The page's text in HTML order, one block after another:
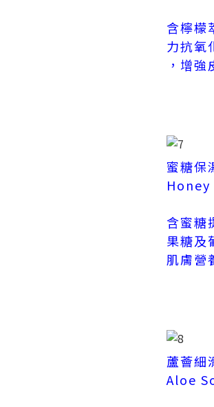
含檸檬
力抗氧
，增
蜜糖保
含蜜糖
果糖及
肌膚營
蘆薈細
Aloe